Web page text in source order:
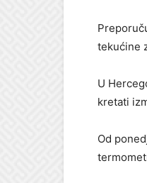
tekućine
U
kretati
Od